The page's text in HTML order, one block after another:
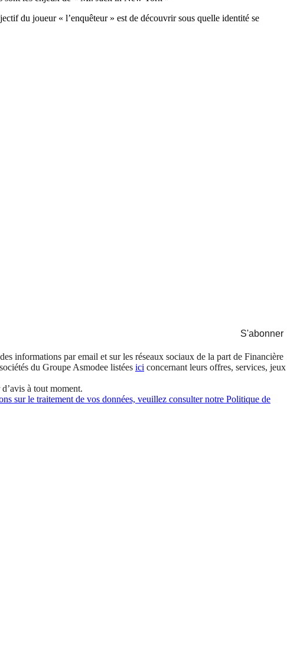
du joueur « l’enquêteur » est de découvrir sous quelle identité se
S'abonner
informations par email et sur les réseaux sociaux de la part de Financière
du Groupe Asmodee listées ici concernant leurs offres, services,
à tout moment.
sur le traitement de vos données, veuillez consulter notre Politique de